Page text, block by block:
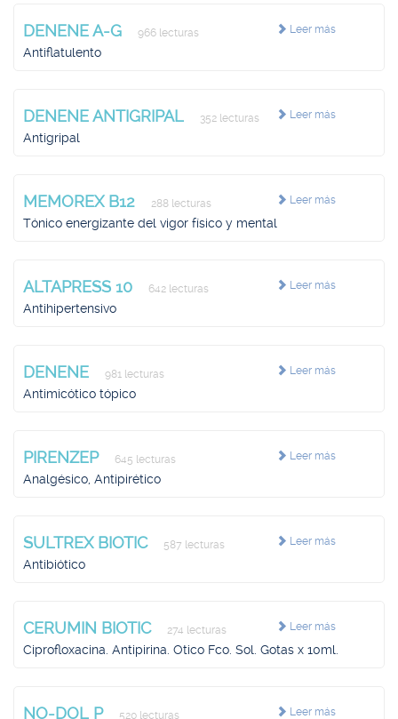
Leer más
DENENE A-G 966 lecturas
Antiflatulento
Leer más
DENENE ANTIGRIPAL 352 lecturas
Antigripal
Leer más
MEMOREX B12 288 lecturas
Tónico energizante del vigor físico y mental
Leer más
ALTAPRESS 10 642 lecturas
Antihipertensivo
Leer más
DENENE 981 lecturas
Antimicótico tópico
Leer más
PIRENZEP 645 lecturas
Analgésico, Antipirético
Leer más
SULTREX BIOTIC 587 lecturas
Antibiótico
Leer más
CERUMIN BIOTIC 274 lecturas
Ciprofloxacina. Antipirina. Otico Fco. Sol. Gotas x 10ml.
Leer más
NO-DOL P 520 lecturas